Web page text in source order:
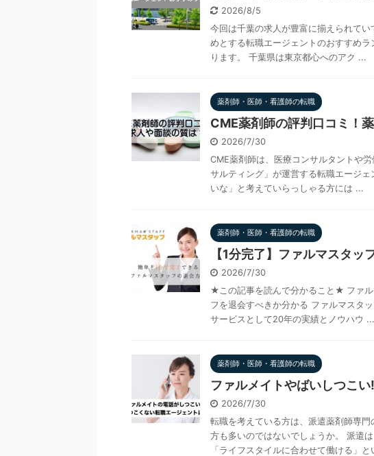
2026/8/5
今回は千葉の求人が豊富に揃えられて
めとする転職エージェントのおすすめ
ります。 千葉県は東京都心へのアク ...
薬剤師・医師・看護師の転職
CME薬剤師の評判口コミ！
2026/7/30
CME薬剤師は、医療コンサルタントや
サルティング」が運営する転職エージ
いな」と考えていらっしゃる方には ...
薬剤師・医師・看護師の転職
【1分完了】ファルマスタッ
2026/7/30
★この記事を読んで分かること★ ファ
フを退会すべきか分かる ファルマスタ
サービスとして20年の実績とノウハウ ...
薬剤師・医師・看護師の転職
ファルメイトやばいしつこ
2026/7/30
転職を考えている方は、派遣薬剤師専
方も多いのではないでしょうか。 派遣
「ライフスタイルに合わせて働ける」と